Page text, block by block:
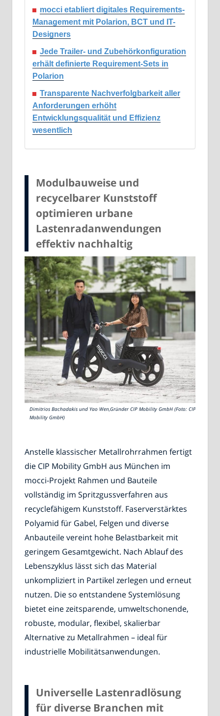
mocci etabliert digitales Requirements-
Management mit Polarion, BCT und IT-
Designers
Jede Trailer- und Zubehörkonfiguration
erhält definierte Requirement-Sets in
Polarion
Transparente Nachverfolgbarkeit aller
Anforderungen erhöht
Entwicklungsqualität und Effizienz
wesentlich
Modulbauweise und
recycelbarer Kunststoff
optimieren urbane
Lastenradanwendungen
effektiv nachhaltig
Dimitrios Bachadakis und Yao Wen,Gründer CIP Mobility GmbH (Foto: CIP
Mobility GmbH)
Anstelle klassischer Metallrohrrahmen fertigt
die CIP Mobility GmbH aus München im
mocci-Projekt Rahmen und Bauteile
vollständig im Spritzgussverfahren aus
recyclefähigem Kunststoff. Faserverstärktes
Polyamid für Gabel, Felgen und diverse
Anbauteile vereint hohe Belastbarkeit mit
geringem Gesamtgewicht. Nach Ablauf des
Lebenszyklus lässt sich das Material
unkompliziert in Partikel zerlegen und erneut
nutzen. Die so entstandene Systemlösung
bietet eine zeitsparende, umweltschonende,
robuste, modular, flexibel, skalierbar
Alternative zu Metallrahmen – ideal für
industrielle Mobilitätsanwendungen.
Universelle Lastenradlösung
für diverse Branchen mit